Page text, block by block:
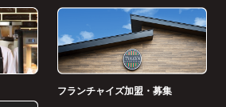
フランチャイズ加盟・募集